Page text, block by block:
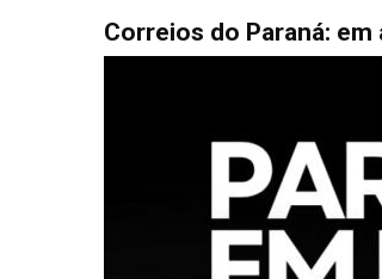
Correios do Paraná: